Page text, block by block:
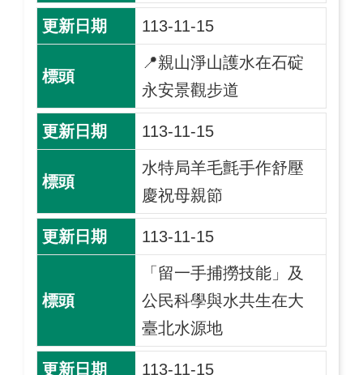
113-11-15
📍親山淨山護水在石碇
永安景觀步道
113-11-15
水特局羊毛氈手作舒壓
慶祝母親節
113-11-15
「留一手捕撈技能」及
公民科學與水共生在大
臺北水源地
113-11-15